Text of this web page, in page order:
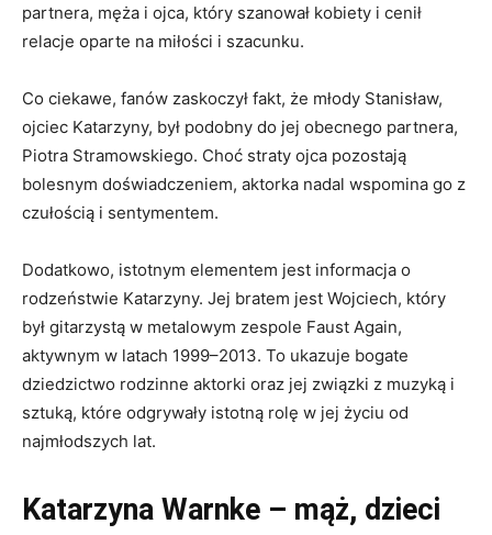
partnera, męża i ojca, który szanował kobiety i cenił
relacje oparte na miłości i szacunku.
Co ciekawe, fanów zaskoczył fakt, że młody Stanisław,
ojciec Katarzyny, był podobny do jej obecnego partnera,
Piotra Stramowskiego. Choć straty ojca pozostają
bolesnym doświadczeniem, aktorka nadal wspomina go z
czułością i sentymentem.
Dodatkowo, istotnym elementem jest informacja o
rodzeństwie Katarzyny. Jej bratem jest Wojciech, który
był gitarzystą w metalowym zespole Faust Again,
aktywnym w latach 1999–2013. To ukazuje bogate
dziedzictwo rodzinne aktorki oraz jej związki z muzyką i
sztuką, które odgrywały istotną rolę w jej życiu od
najmłodszych lat.
Katarzyna Warnke – mąż, dzieci